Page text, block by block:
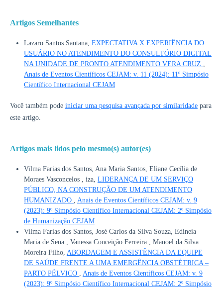
Artigos Semelhantes
Lazaro Santos Santana, EXPECTATIVA X EXPERIÊNCIA DO
USUÁRIO NO ATENDIMENTO DO CONSULTÓRIO DIGITAL
NA UNIDADE DE PRONTO ATENDIMENTO VERA CRUZ
Anais de Eventos Científicos CEJAM: v. 11 (2024): 11º Simpósio
Científico Internacional CEJAM
Você também pode iniciar uma pesquisa avançada por similaridadepara
este artigo.
Artigos mais lidos pelo mesmo(s) autor(es)
Vilma Farias dos Santos, Ana Maria Santos, Eliane Cecília de
Moraes Vasconcelos , iza, LIDERANÇA DE UM SERVIÇO
PÚBLICO, NA CONSTRUÇÃO DE UM ATENDIMENTO
HUMANIZADO
Anais de Eventos Científicos CEJAM: v. 9
(2023): 9º Simpósio Científico Internacional CEJAM: 2º Simpósio
de Humanização CEJAM
Vilma Farias dos Santos, José Carlos da Silva Souza, Edineia
Maria de Sena , Vanessa Conceição Ferreira , Manoel da Silva
Moreira Filho, ABORDAGEM E ASSISTÊNCIA DA EQUIPE
DE SAÚDE FRENTE A UMA EMERGÊNCIA OBSTÉTRICA –
PARTO PÉLVICO
Anais de Eventos Científicos CEJAM: v. 9
(2023): 9º Simpósio Científico Internacional CEJAM: 2º Simpósio